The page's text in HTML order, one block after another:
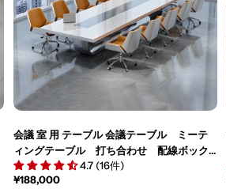
会議 室 用 テーブル 会議テーブル ミーテ
ィングテーブル 打ち合わせ 配線ボック
ス付き ピアノ塗装 おしゃれ ホワイ
ト カスタマイズ可能 HYZ-M-015
4.7 (16件)
通
¥188,000